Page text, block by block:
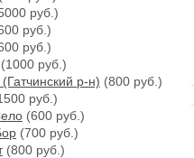
руб.)
руб.)
руб.)
(1000 руб.)
р-н) (800 руб.)
руб.)
(600 руб.)
(700 руб.)
(800 руб.)